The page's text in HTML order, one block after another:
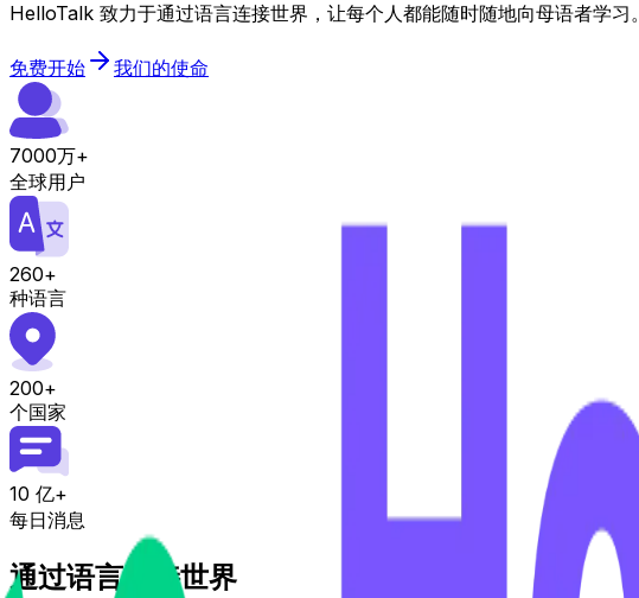
HelloTalk 致力于通过语言连接世界，让每个人都能随时随地向母语者学习。
免费开始 我们的使命
7000万+
全球用户
260+
种语言
200+
个国家
10 亿+
每日消息
通过语言连接世界